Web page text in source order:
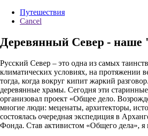
Путешествия
Cancel
Деревянный Север - наше
Русский Север – это одна из самых
климатических условиях, на протяжении
тогда, когда вокруг кипит жаркий
деревянные храмы. Сегодня эти
организовал проект «Общее дело.
многие люди: меценаты, архитекторы,
состоялась очередная экспедиция в
Фонда. Став активистом «Общего дела», я